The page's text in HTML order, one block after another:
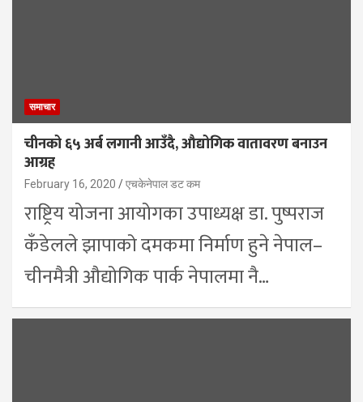
समाचार
चीनको ६५ अर्ब लगानी आउँदै, औद्योगिक वातावरण बनाउन
आग्रह
February 16, 2020 एचकेनेपाल डट कम
राष्ट्रिय योजना आयोगका उपाध्यक्ष डा. पुष्पराज
कँडेलले झापाको दमकमा निर्माण हुने नेपाल–
चीनमैत्री औद्योगिक पार्क नेपालमा नै…